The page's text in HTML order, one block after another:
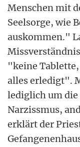
Menschen mit
Seelsorge, wie
auskommen."
"keine
alles erledigt".
lediglich um die
Narzissmus,
erklärt der